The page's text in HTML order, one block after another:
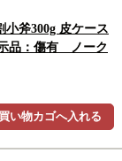
斧300g 皮ケース
品：傷有 ノーク
買い物カゴへ入れる